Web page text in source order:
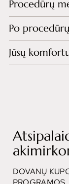
Procedūrų
Po procedūrų
Jūsų
DOVANŲ